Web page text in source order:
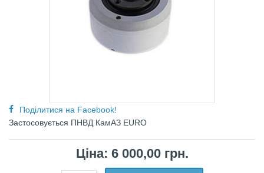
Поділитися на Facebook!
Застосовується ПНВД КамАЗ EURO
Ціна: 6 000,00 грн.